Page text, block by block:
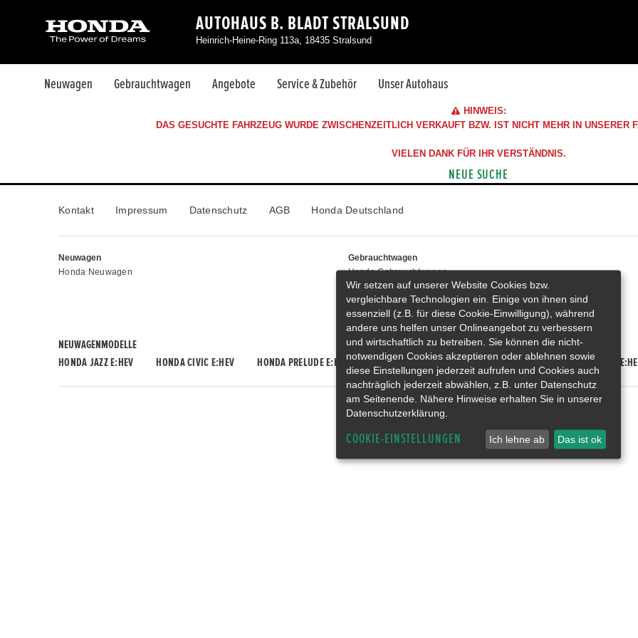
AUTOHAUS B. BLADT STRALSUND
Heinrich-Heine-Ring 113a, 18435 Stralsund
Neuwagen Gebrauchtwagen Angebote Service & Zubehör Unser Autohaus
HINWEIS:
DAS GESUCHTE FAHRZEUG WURDE ZWISCHENZEITLICH VERKAUFT BZW. IST NICHT MEHR IN UNSERER
VIELEN DANK FÜR IHR VERSTÄNDNIS.
NEUE SUCHE
Kontakt Impressum Datenschutz AGB Honda Deutschland
Neuwagen
Honda Neuwagen
Gebrauchtwagen
Honda Gebrauchtwagen
Honda Vorführwagen
Gesamtbestand
NEUWAGENMODELLE
HONDA JAZZ E:HEV
HONDA CIVIC E:HEV HONDA PRELUDE E:HEV HONDA HR-V E:HEV HONDA ZR-V E:HEV HONDA CR-V
Wir setzen auf unserer Website Cookies bzw.
vergleichbare Technologien ein. Einige von ihnen sind
essenziell (z.B. für diese Cookie-Einwilligung), während
andere uns helfen unser Onlineangebot zu verbessern
und wirtschaftlich zu betreiben. Sie können die nicht-
notwendigen Cookies akzeptieren oder ablehnen sowie
diese Einstellungen jederzeit aufrufen und Cookies auch
nachträglich jederzeit abwählen, z.B. unter Datenschutz
am Seitenende. Nähere Hinweise erhalten Sie in unserer
Datenschutzerklärung.
COOKIE-EINSTELLUNGEN Ich lehne ab Das ist ok